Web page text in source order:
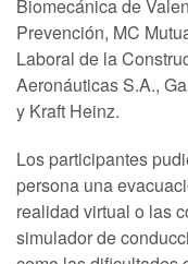
Biomecánica de
Prevención, MC
Laboral de la
Aeronáuticas S.A.,
y Kraft Heinz.
Los participantes
persona una
realidad virtual o las
simulador de